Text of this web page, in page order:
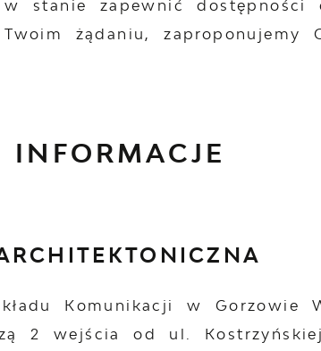
stanie zapewnić
żądaniu,
Komunikacji w Gorzowie
2 wejścia od ul.